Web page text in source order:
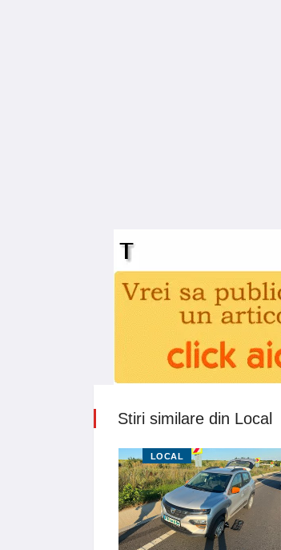
Stiri similare din Local
LOCAL